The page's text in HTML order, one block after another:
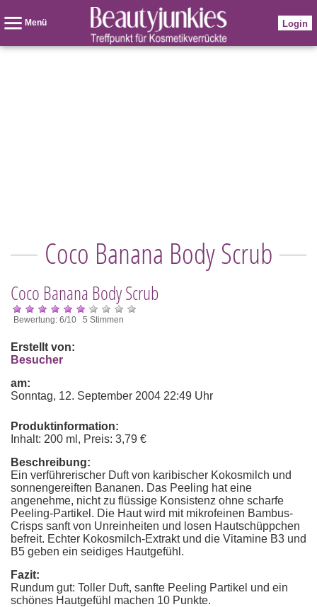
Menü Login
Coco Banana Body Scrub
Coco Banana Body Scrub
Bewertung: 6/10 5 Stimmen
Erstellt von:
Besucher
am:
Sonntag, 12. September 2004 22:49 Uhr
Produktinformation:
Inhalt: 200 ml, Preis: 3,79 €
Beschreibung:
Ein verführerischer Duft von karibischer Kokosmilch und
sonnengereiften Bananen. Das Peeling hat eine
angenehme, nicht zu flüssige Konsistenz ohne scharfe
Peeling-Partikel. Die Haut wird mit mikrofeinen Bambus-
Crisps sanft von Unreinheiten und losen Hautschüppchen
befreit. Echter Kokosmilch-Extrakt und die Vitamine B3 und
B5 geben ein seidiges Hautgefühl.
Fazit:
Rundum gut: Toller Duft, sanfte Peeling Partikel und ein
schönes Hautgefühl machen 10 Punkte.